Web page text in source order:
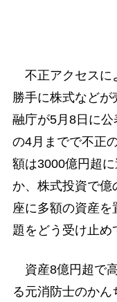
不正アクセスに
勝手に株式などが
融庁が5月8日に
の4月までで不正
額は3000億円超
か、株式投資で億
座に多額の資産を
題をどう受け止め
資産8億円超で
る元消防士のか